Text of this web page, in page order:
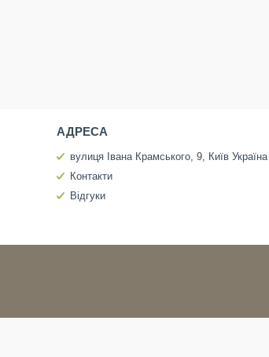
АДРЕСА
вулиця Івана Крамського, 9, Київ Україна
Контакти
Відгуки